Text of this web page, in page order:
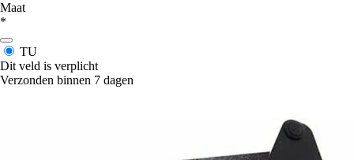
Maat
*
TU
Dit veld is verplicht
Verzonden binnen 7 dagen